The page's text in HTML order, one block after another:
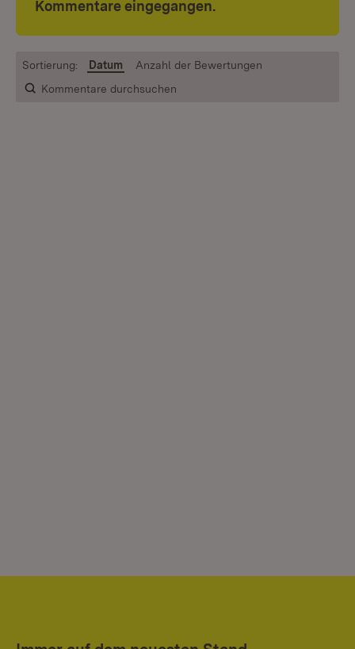
Kommentare eingegangen.
Kommentare durchsuchen
Sortierung: Datum Anzahl der Bewertungen